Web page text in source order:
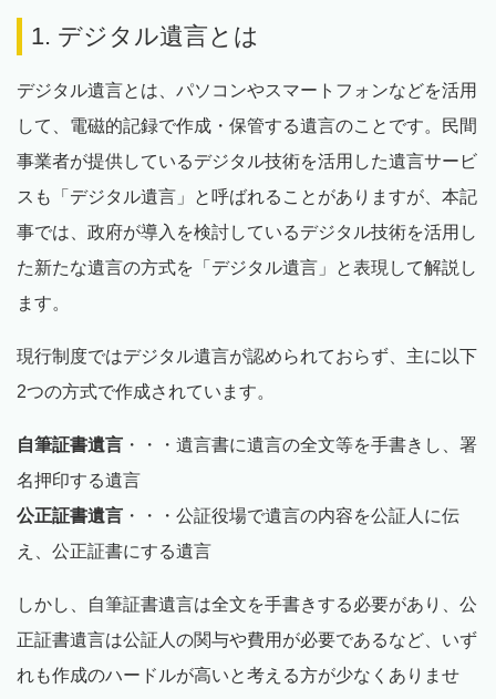
1. デジタル遺言とは
デジタル遺言とは、パソコンやスマートフォンなどを活用
して、電磁的記録で作成・保管する遺言のことです。民間
事業者が提供しているデジタル技術を活用した遺言サービ
スも「デジタル遺言」と呼ばれることがありますが、本記
事では、政府が導入を検討しているデジタル技術を活用し
た新たな遺言の方式を「デジタル遺言」と表現して解説し
ます。
現行制度ではデジタル遺言が認められておらず、主に以下
2つの方式で作成されています。
自筆証書遺言 ・・・遺言書に遺言の全文等を手書きし、署
名押印する遺言
公正証書遺言 ・・・公証役場で遺言の内容を公証人に伝
え、公正証書にする遺言
しかし、自筆証書遺言は全文を手書きする必要があり、公
正証書遺言は公証人の関与や費用が必要であるなど、いず
れも作成のハードルが高いと考える方が少なくありませ